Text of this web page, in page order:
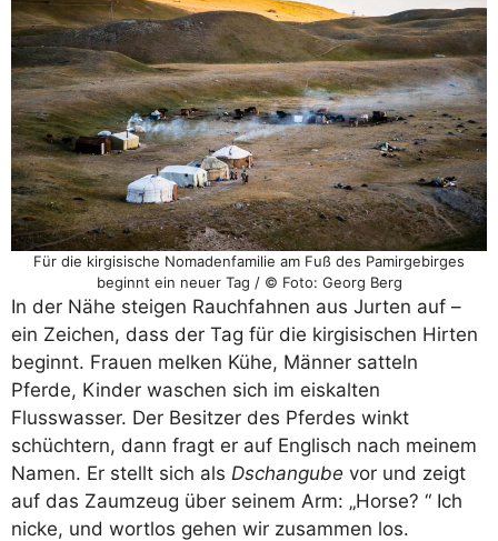
Für die kirgisische Nomadenfamilie am Fuß des Pamirgebirges
beginnt ein neuer Tag / © Foto: Georg Berg
In der Nähe steigen Rauchfahnen aus Jurten auf –
ein Zeichen, dass der Tag für die kirgisischen Hirten
beginnt. Frauen melken Kühe, Männer satteln
Pferde, Kinder waschen sich im eiskalten
Flusswasser. Der Besitzer des Pferdes winkt
schüchtern, dann fragt er auf Englisch nach meinem
Namen. Er stellt sich als Dschangube vor und zeigt
auf das Zaumzeug über seinem Arm: „Horse? “ Ich
nicke, und wortlos gehen wir zusammen los.